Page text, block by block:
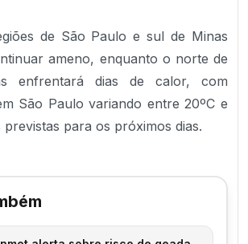
de São Paulo e sul de Minas
ameno, enquanto o norte de
enfrentará dias de calor, com
São Paulo variando entre 20ºC e
previstas para os próximos dias.